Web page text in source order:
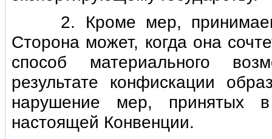
2. Кроме мер,
Сторона может, когда она
способ материального
результате конфискации
нарушение мер, принятых
настоящей Конвенции.